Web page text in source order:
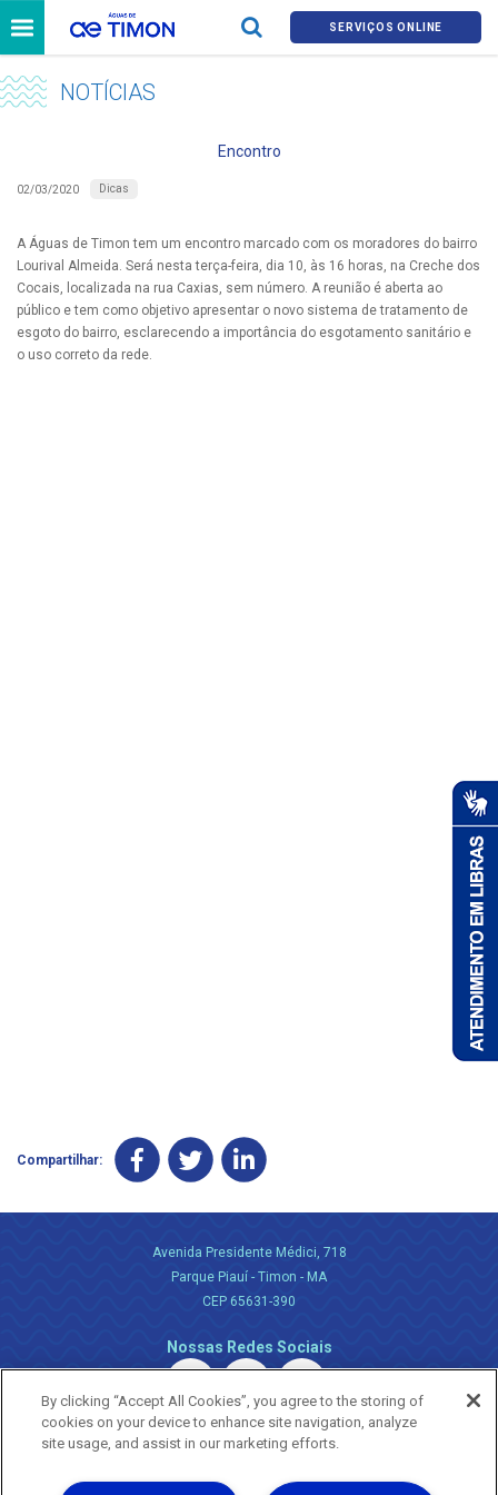
SERVIÇOS ONLINE
NOTÍCIAS
Encontro
02/03/2020 Dicas
A Águas de Timon tem um encontro marcado com os moradores do bairro
Lourival Almeida. Será nesta terça-feira, dia 10, às 16 horas, na Creche dos
Cocais, localizada na rua Caxias, sem número. A reunião é aberta ao
público e tem como objetivo apresentar o novo sistema de tratamento de
esgoto do bairro, esclarecendo a importância do esgotamento sanitário e
o uso correto da rede.
Compartilhar:
Avenida Presidente Médici, 718
Parque Piauí - Timon - MA
CEP 65631-390
Nossas Redes Sociais
By clicking “Accept All Cookies”, you agree to the storing of
cookies on your device to enhance site navigation, analyze
site usage, and assist in our marketing efforts.